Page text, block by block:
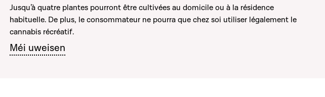
Jusqu’à quatre plantes pourront être cultivées au domicile ou à la résidence
habituelle. De plus, le consommateur ne pourra que chez soi utiliser légalement le
cannabis récréatif.
Méi uweisen